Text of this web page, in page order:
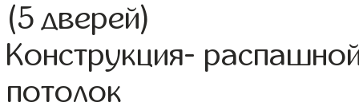
(5 дверей)
Конструкция-
потолок